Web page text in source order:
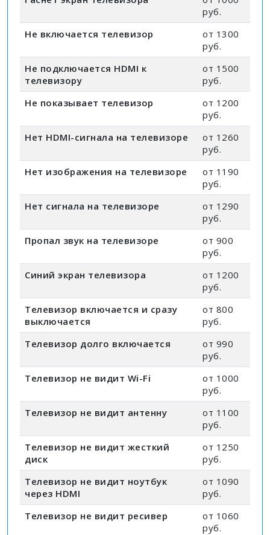
руб.
Не включается телевизор
от 1300
руб.
Не подключается HDMI к
телевизору
от 1500
руб.
Не показывает телевизор
от 1200
руб.
Нет HDMI-сигнала на телевизоре
от 1260
руб.
Нет изображения на телевизоре
от 1190
руб.
Нет сигнала на телевизоре
от 1290
руб.
Пропал звук на телевизоре
от 900
руб.
Синий экран телевизора
от 1200
руб.
Телевизор включается и сразу
выключается
от 800
руб.
Телевизор долго включается
от 990
руб.
Телевизор не видит Wi-Fi
от 1000
руб.
Телевизор не видит антенну
от 1100
руб.
Телевизор не видит жесткий
диск
от 1250
руб.
Телевизор не видит ноутбук
через HDMI
от 1090
руб.
Телевизор не видит ресивер
от 1060
руб.